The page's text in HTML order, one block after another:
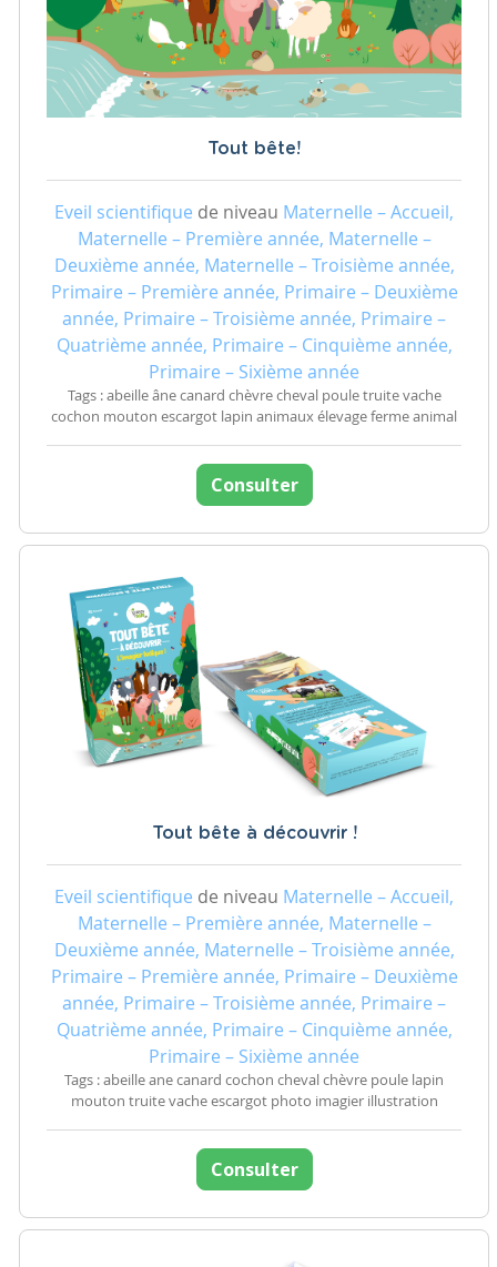
Tout bête!
Eveil scientifique de niveau Maternelle – Accueil,
Maternelle – Première année, Maternelle –
Deuxième année, Maternelle – Troisième année,
Primaire – Première année, Primaire – Deuxième
année, Primaire – Troisième année, Primaire –
Quatrième année, Primaire – Cinquième année,
Primaire – Sixième année
Tags : abeille âne canard chèvre cheval poule truite vache
cochon mouton escargot lapin animaux élevage ferme animal
Consulter
Tout bête à découvrir !
Eveil scientifique de niveau Maternelle – Accueil,
Maternelle – Première année, Maternelle –
Deuxième année, Maternelle – Troisième année,
Primaire – Première année, Primaire – Deuxième
année, Primaire – Troisième année, Primaire –
Quatrième année, Primaire – Cinquième année,
Primaire – Sixième année
Tags : abeille ane canard cochon cheval chèvre poule lapin
mouton truite vache escargot photo imagier illustration
Consulter